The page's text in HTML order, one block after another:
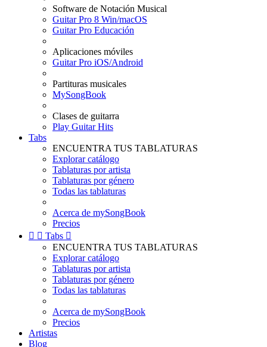
Software de Notación Musical
Guitar Pro 8 Win/macOS
Guitar Pro Educación
Aplicaciones móviles
Guitar Pro iOS/Android
Partituras musicales
MySongBook
Clases de guitarra
Play Guitar Hits
Tabs
ENCUENTRA TUS TABLATURAS
Explorar catálogo
Tablaturas por artista
Tablaturas por género
Todas las tablaturas
Acerca de mySongBook
Precios
  Tabs 
ENCUENTRA TUS TABLATURAS
Explorar catálogo
Tablaturas por artista
Tablaturas por género
Todas las tablaturas
Acerca de mySongBook
Precios
Artistas
Blog